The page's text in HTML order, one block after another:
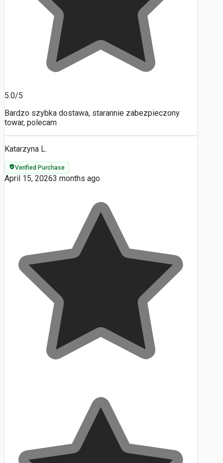
5.0/5
Bardzo szybka dostawa, starannie zabezpieczony
towar, polecam
Katarzyna L.
Verified Purchase
April 15, 20263 months ago